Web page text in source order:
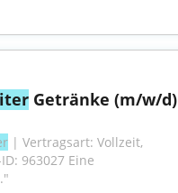
Getränke (m/w/d)
| Vertragsart: Vollzeit,
963027 Eine